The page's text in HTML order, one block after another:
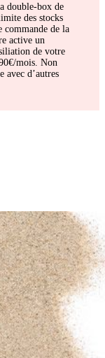
double-box de
des stocks
commande de la
active un
de votre
mois. Non
avec d’autres